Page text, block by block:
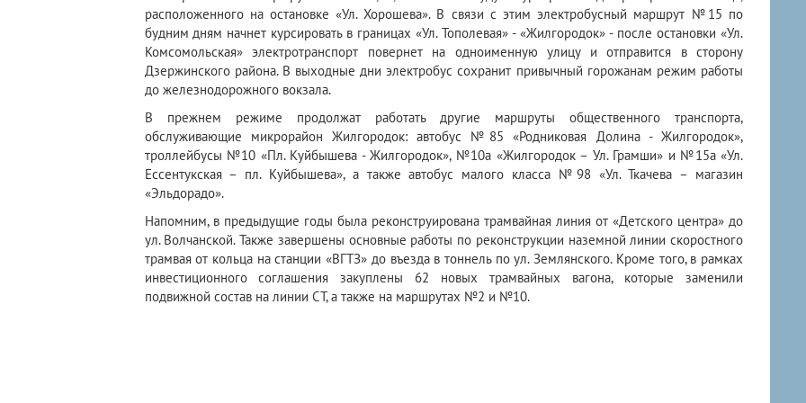
расположенного на остановке «Ул. Хорошева». В связи с этим электробусный маршрут №15 по
будним дням начнет курсировать в границах «Ул. Тополевая» - «Жилгородок» - после остановки «Ул.
Комсомольская» электротранспорт повернет на одноименную улицу и отправится в сторону
Дзержинского района. В выходные дни электробус сохранит привычный горожанам режим работы
до железнодорожного вокзала.
В прежнем режиме продолжат работать другие маршруты общественного транспорта,
обслуживающие микрорайон Жилгородок: автобус №85 «Родниковая Долина - Жилгородок»,
троллейбусы №10 «Пл. Куйбышева - Жилгородок», №10а «Жилгородок – Ул. Грамши» и №15а «Ул.
Ессентукская – пл. Куйбышева», а также автобус малого класса №98 «Ул. Ткачева – магазин
«Эльдорадо».
Напомним, в предыдущие годы была реконструирована трамвайная линия от «Детского центра» до
ул. Волчанской. Также завершены основные работы по реконструкции наземной линии скоростного
трамвая от кольца на станции «ВГТЗ» до въезда в тоннель по ул. Землянского. Кроме того, в рамках
инвестиционного соглашения закуплены 62 новых трамвайных вагона, которые заменили
подвижной состав на линии СТ, а также на маршрутах №2 и №10.